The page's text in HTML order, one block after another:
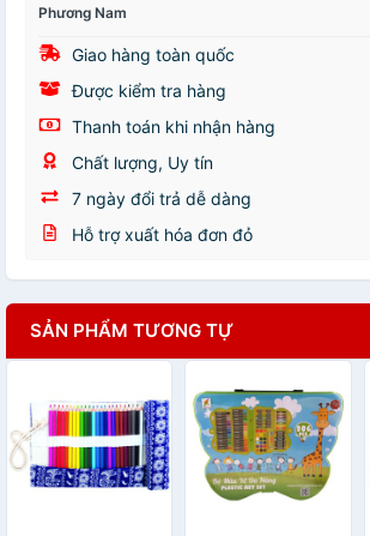
Phương Nam
Giao hàng toàn quốc
Được kiểm tra hàng
Thanh toán khi nhận hàng
Chất lượng, Uy tín
7 ngày đổi trả dễ dàng
Hỗ trợ xuất hóa đơn đỏ
SẢN PHẨM TƯƠNG TỰ